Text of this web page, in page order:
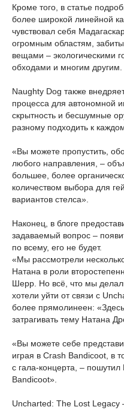
Кроме того, в статье
более широкой линейной
чувствовал себя
огромным областям,
вещами – экологическими
обходами и многим другим.
Naughty Dog также
процесса для автономной
скрытность и бесшумные
разному подходить к
«Вы можете пропустить,
любого направления, –
большее, более
количеством выбора для
вариантов стелса».
Наконец, в блоге
задаваемый вопрос –
по всему, его не будет.
«Мы рассмотрели
Натана в роли
Шерр. Но всё, что мы
хотели уйти от связи с
более прямолинеен:
затрагивать тему Натана
«Вы можете себе
играя в Crash Bandicoot, в
с гала-концерта, –
Bandicoot».
Uncharted: The Lost Legacy